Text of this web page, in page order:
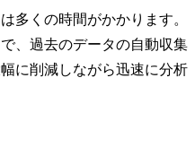
多くの時間がかかります。
、過去のデータの自動収集
に削減しながら迅速に分析